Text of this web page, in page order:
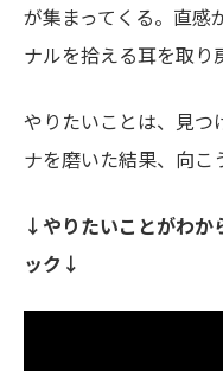
が集まってくる。直感
ナルを拾える耳を取り
やりたいことは、見つ
ナを磨いた結果、向こ
↓やりたいことがわか
ック↓